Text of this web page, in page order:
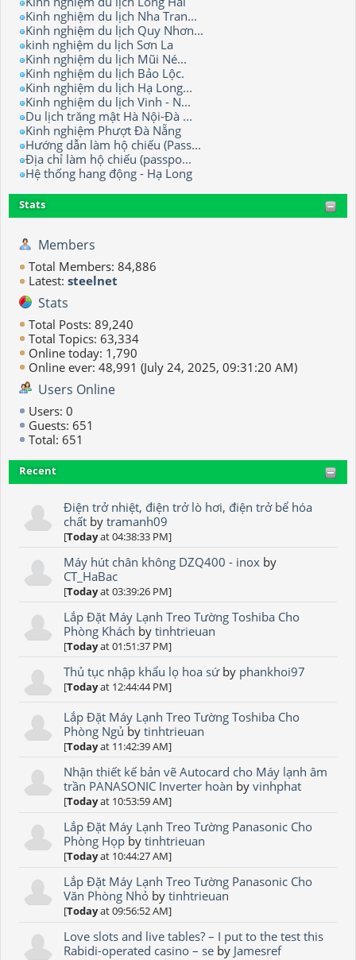
Kinh nghiệm du lịch Nha Tran...
Kinh nghiệm du lịch Quy Nhơn...
kinh nghiệm du lịch Sơn La
Kinh nghiệm du lịch Mũi Né...
Kinh nghiệm du lịch Bảo Lộc.
Kinh nghiệm du lịch Hạ Long...
Kinh nghiệm du lịch Vinh - N...
Du lịch trăng mật Hà Nội-Đà ...
Kinh nghiệm Phượt Đà Nẵng
Hướng dẫn làm hộ chiếu (Pass...
Địa chỉ làm hộ chiếu (passpo...
Hệ thống hang động - Hạ Long
Stats
Members
Total Members: 84,886
Latest: steelnet
Stats
Total Posts: 89,240
Total Topics: 63,334
Online today: 1,790
Online ever: 48,991 (July 24, 2025, 09:31:20 AM)
Users Online
Users: 0
Guests: 651
Total: 651
Recent
Điện trở nhiệt, điện trở lò hơi, điện trở bể hóa
chất bytramanh09
[Todayat 04:38:33 PM]
Máy hút chân không DZQ400 - inox by
CT_HaBac
[Todayat 03:39:26 PM]
Lắp Đặt Máy Lạnh Treo Tường Toshiba Cho
Phòng Khách bytinhtrieuan
[Todayat 01:51:37 PM]
Thủ tục nhập khẩu lọ hoa sứby phankhoi97
[Todayat 12:44:44 PM]
Lắp Đặt Máy Lạnh Treo Tường Toshiba Cho
Phòng Ngủ bytinhtrieuan
[Todayat 11:42:39 AM]
Nhận thiết kế bản vẽ Autocard cho Máy lạnh âm
trần PANASONIC Inverter hoàn byvinhphat
[Todayat 10:53:59 AM]
Lắp Đặt Máy Lạnh Treo Tường Panasonic Cho
Phòng Họp bytinhtrieuan
[Todayat 10:44:27 AM]
Lắp Đặt Máy Lạnh Treo Tường Panasonic Cho
Văn Phòng Nhỏ bytinhtrieuan
[Todayat 09:56:52 AM]
Love slots and live tables? – I put to the test this
Rabidi-operated casino – se by Jamesref